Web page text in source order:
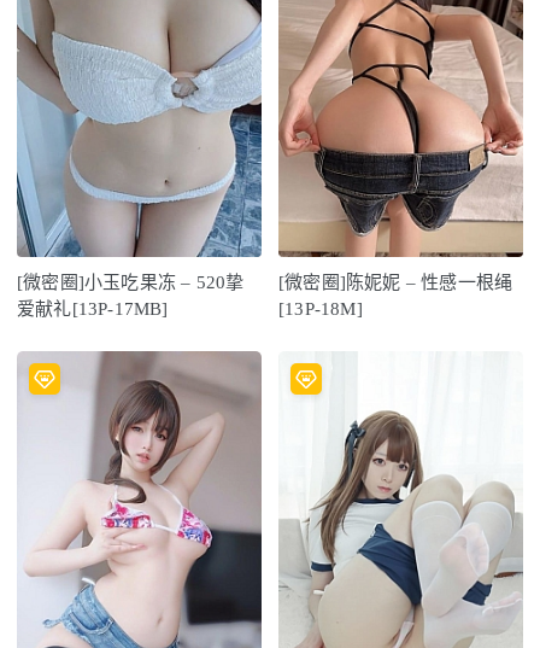
[微密圈]小玉吃果冻 – 520挚
爱献礼[13P-17MB]
[微密圈]陈妮妮 – 性感一根绳
[13P-18M]